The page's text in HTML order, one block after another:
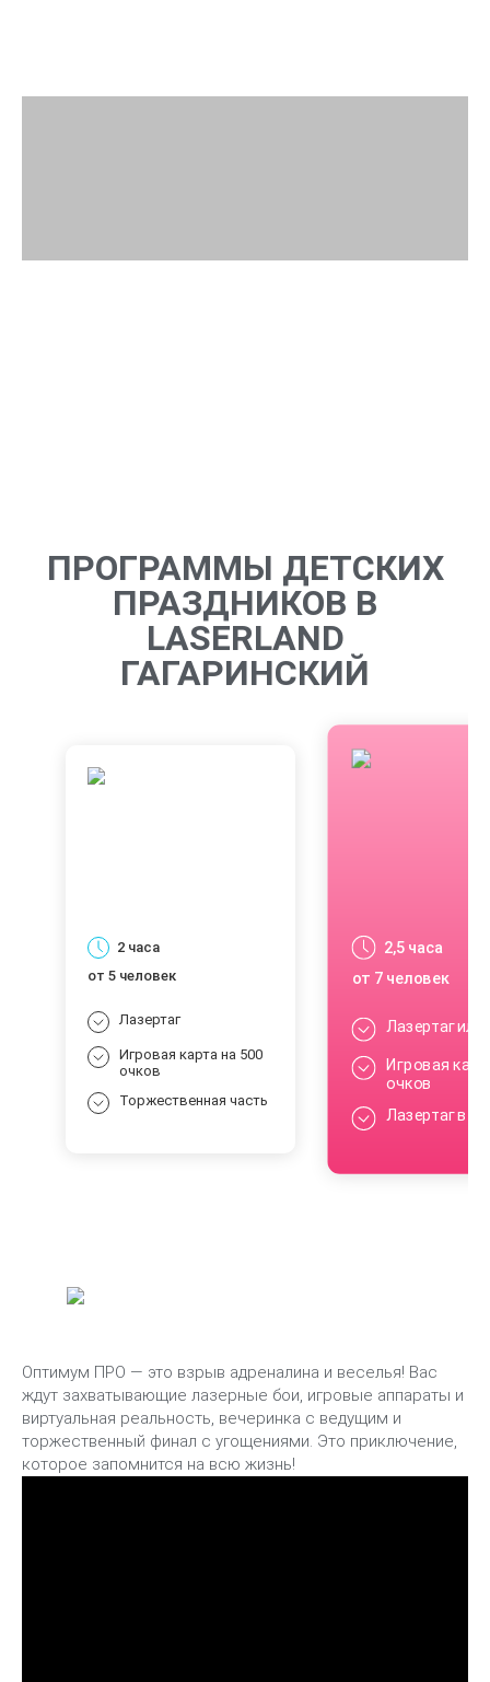
ПРОГРАММЫ ДЕТСКИХ
ПРАЗДНИКОВ В
LASERLAND
ГАГАРИНСКИЙ
2 часа
от 5 человек
Лазертаг
Игровая карта на 500
очков
Торжественная часть
2,5 часа
от 7 человек
Лазертаг или
Игровая
очков
Лазертаг в
Оптимум ПРО — это взрыв адреналина и веселья! Вас
ждут захватывающие лазерные бои, игровые аппараты и
виртуальная реальность, вечеринка с ведущим и
торжественный финал с угощениями. Это приключение,
которое запомнится на всю жизнь!